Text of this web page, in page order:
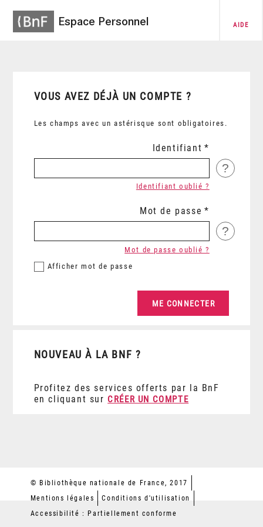
Espace Personnel AIDE
VOUS AVEZ DÉJÀ UN COMPTE ?
Les champs avec un astérisque sont obligatoires.
Identifiant
?
Identifiant oublié ?
Mot de passe
?
Afficher mot de passe
Mot de passe oublié ?
NOUVEAU À LA BNF ?
Profitez des services offerts par la BnF
en cliquant sur CRÉER UN COMPTE
© Bibliothèque nationale de France, 2017
Mentions légales
Conditions d'utilisation
Accessibilité : Partiellement conforme